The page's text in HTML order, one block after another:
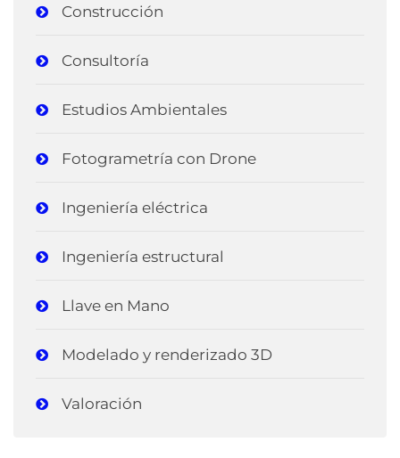
Construcción
Consultoría
Estudios Ambientales
Fotogrametría con Drone
Ingeniería eléctrica
Ingeniería estructural
Llave en Mano
Modelado y renderizado 3D
Valoración